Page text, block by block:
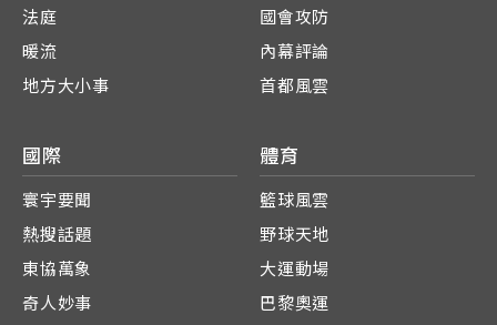
法庭
暖流
地方大小事
國會攻防
內幕評論
首都風雲
國際
寰宇要聞
熱搜話題
東協萬象
奇人妙事
體育
籃球風雲
野球天地
大運動場
巴黎奧運